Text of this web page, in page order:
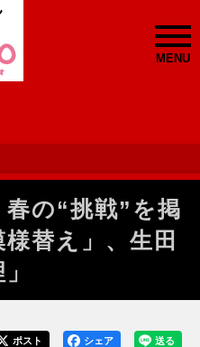
MENU
の“挑戦”を掲
替え」、生田
送る
シェア
ポスト